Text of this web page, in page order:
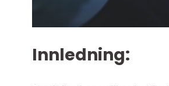
Innledning: